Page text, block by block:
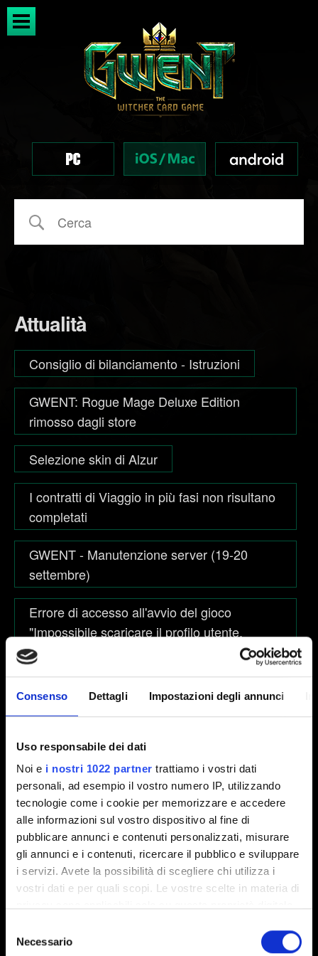
Consenso Dettagli Impostazioni degli annunci
Uso responsabile dei dati
Noi e i nostri 1022 partner trattiamo i vostri dati
personali, ad esempio il vostro numero IP, utilizzando
tecnologie come i cookie per memorizzare e accedere
alle informazioni sul vostro dispositivo al fine di
pubblicare annunci e contenuti personalizzati, misurare
gli annunci e i contenuti, ricercare il pubblico e sviluppare
i servizi. Avete la possibilità di scegliere chi utilizza i
vostri dati e per quali scopi. Le vostre scelte in materia di
modificare o revocare il proprio consenso in qualsiasi
delNecessario
Attualità
Consiglio di bilanciamento - Istruzioni
GWENT: Rogue Mage Deluxe Edition
rimosso dagli store
Selezione skin di Alzur
I contratti di Viaggio in più fasi non risultano
completati
GWENT - Manutenzione server (19-20
settembre)
Errore di accesso all'avvio del gioco
"Impossibile scaricare il profilo utente.
Riprova in seguito."
ACCOUNT E PAGAMENTI
modifica nome utente, acquisti con denaro reale,
privacy, sito web
ASPETTI TECNICI
installazione, patch, lag, crash, connessione
DINAMICHE DI GIOCO